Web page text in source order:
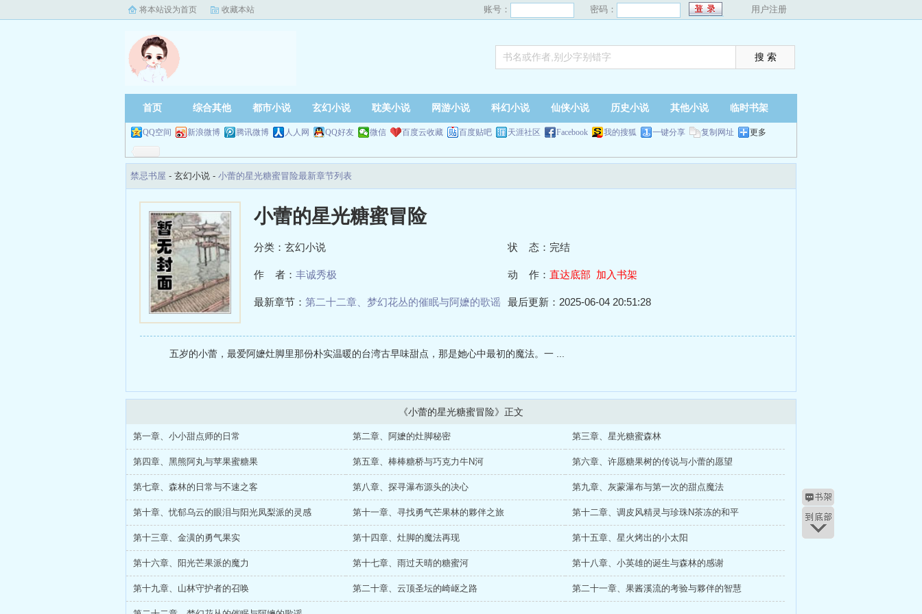
将本站设为首页 收藏本站 账号： 密码： 用户注册
首页 综合其他 都市小说 玄幻小说 耽美小说 网游小说 科幻小说 仙侠小说 历史小说 其他小说 临时书架
QQ空间 新浪微博 腾讯微博 人人网 QQ好友 微信 百度云收藏 百度贴吧 天涯社区 Facebook 我的搜狐 一键分享 复制网址 更多
禁忌书屋 - 玄幻小说 - 小蕾的星光糖蜜冒险最新章节列表
小蕾的星光糖蜜冒险
分类：玄幻小说 状 态：完结
作 者： 丰诚秀极 动 作： 直达底部 加入书架
最新章节： 第二十二章、梦幻花丛的催眠与阿嬷的歌谣 最后更新：2025-06-04 20:51:28
五岁的小蕾，最爱阿嬷灶脚里那份朴实温暖的台湾古早味甜点，那是她心中最初的魔法。一 ...
《小蕾的星光糖蜜冒险》正文
第一章、小小甜点师的日常 第二章、阿嬷的灶脚秘密 第三章、星光糖蜜森林
第四章、黑熊阿丸与苹果蜜糖果 第五章、棒棒糖桥与巧克力牛N河 第六章、许愿糖果树的传说与小蕾的愿望
第七章、森林的日常与不速之客 第八章、探寻瀑布源头的决心 第九章、灰蒙瀑布与第一次的甜点魔法
第十章、忧郁乌云的眼泪与阳光凤梨派的灵感 第十一章、寻找勇气芒果林的夥伴之旅 第十二章、调皮风精灵与珍珠N茶冻的和平
第十三章、金潢的勇气果实 第十四章、灶脚的魔法再现 第十五章、星火烤出的小太阳
第十六章、阳光芒果派的魔力 第十七章、雨过天晴的糖蜜河 第十八章、小英雄的诞生与森林的感谢
第十九章、山林守护者的召唤 第二十章、云顶圣坛的崎岖之路 第二十一章、果酱溪流的考验与夥伴的智慧